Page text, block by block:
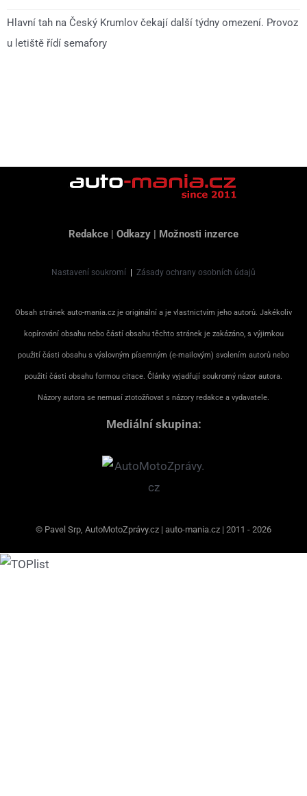
Hlavní tah na Český Krumlov čekají další týdny omezení. Provoz
u letiště řídí semafory
Redakce | Odkazy | Možnosti inzerce
Nastavení soukromí | Zásady ochrany osobních údajů
Obsah stránek auto-mania.cz je originální a je vlastnictvím jeho autorů. Jakékoliv
kopírování obsahu nebo částí obsahu těchto stránek je zakázáno, s výjimkou
použití části obsahu s výslovným písemným (e-mailovým) svolením autorů nebo
použití části obsahu formou citace. Články vyjadřují soukromý názor autora.
Názory autora se nemusí ztotožňovat s názory redakce a vydavatele.
Mediální skupina:
© Pavel Srp, AutoMotoZprávy.cz | auto-mania.cz | 2011 - 2026